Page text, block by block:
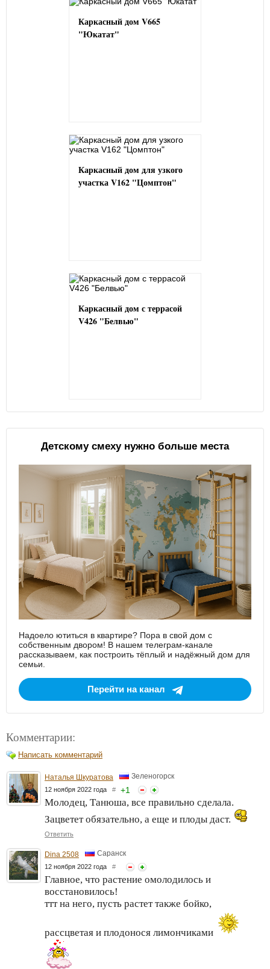
Каркасный дом V665
"Юкатат"
Каркасный дом для узкого
участка V162 "Цомптон"
Каркасный дом с террасой
V426 "Белвью"
Детскому смеху нужно больше места
Надоело ютиться в квартире? Пора в свой дом с
собственным двором! В нашем телеграм-канале
рассказываем, как построить тёплый и надёжный дом для
семьи.
Перейти на канал
Комментарии:
Написать комментарий
Наталья Шкуратова Зеленогорск
12 ноября 2022 года # +1
Молодец, Танюша, все правильно сделала.
Зацветет обязательно, а еще и плоды даст.
Ответить
Dina 2508 Саранск
12 ноября 2022 года #
Главное, что растение омолодилось и
восстановилось!
ттт на него, пусть растет также бойко,
рассцветая и плодонося лимончиками